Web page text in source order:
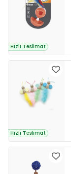
Hızlı Teslimat
Hızlı Teslimat